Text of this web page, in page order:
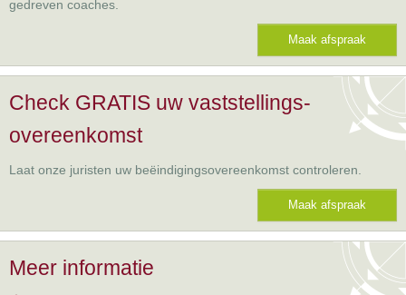
gedreven coaches.
Maak afspraak
Check GRATIS uw vaststellings-
overeenkomst
Laat onze juristen uw beëindigingsovereenkomst controleren.
Maak afspraak
Meer informatie